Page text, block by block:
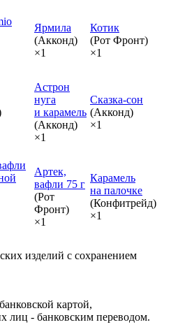
Ярмила
(Акконд)
×1
Котик
(Рот Фронт)
×1
Астрон
нуга
и карамель
(Акконд)
×1
Сказка‑сон
(Акконд)
×1
Артек,
вафли 75 г
(Рот
Фронт)
×1
Карамель
на палочке
(Конфитрейд)
×1
изделий с сохранением
картой,
- банковским переводом.